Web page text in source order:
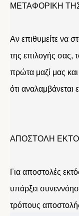
ΜΕΤΑΦΟΡΙΚΗ
Αν επιθυμείτε να
της επιλογής σας,
πρώτα μαζί μας
ότι αναλαμβάνεται
ΑΠΟΣΤΟΛΗ
Για αποστολές
υπάρξει
τρόπους